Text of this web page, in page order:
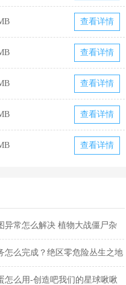
查看详情
查看详情
查看详情
查看详情
查看详情
异常怎么解决 植物大战僵尸杂
怎么完成？绝区零危险丛生之地
怎么用-创造吧我们的星球啾啾